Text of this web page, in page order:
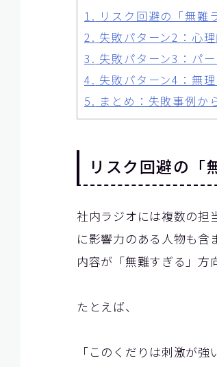
1. リスク回避の「無難
2. 失敗パターン2：心
3. 失敗パターン3：パ
4. 失敗パターン4：無
5. まとめ：失敗事例か
リスク回避の「
社内ラジオには複数の担
に影響力のある人物も含
内容が「無難すぎる」方
たとえば、
「このくだりは刺激が強